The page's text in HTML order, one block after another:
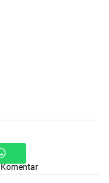
Komentar